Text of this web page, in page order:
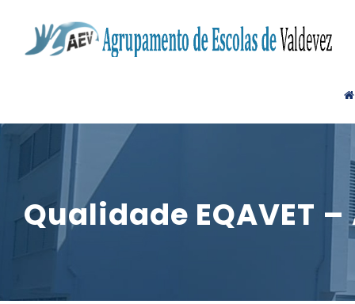
Qualidade EQAVET